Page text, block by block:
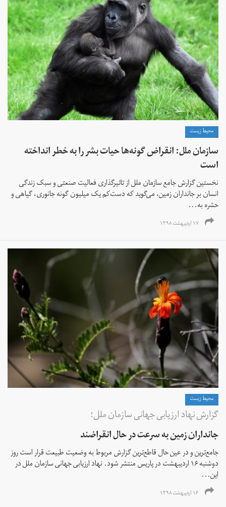
محیط زیست
سازمان ملل: انقراض گونه‌ها حیات بشر را به‌ خطر انداخته
است
نخستین گزارش جامع سازمان ملل از تاثیرگذاری فعالیت صنعتی و سبک زندگی
انسان بر جانداران زمین، می‌گوید که دست‌کم یک میلیون گونه جانوری، گیاهی و
حشره به‌...
۱۷ اردیبهشت ۱۳۹۸
محیط زیست
گزارش نهاد ارزیابی جهانی سازمان ملل؛
جانداران زمین به سرعت در حال انقراضند
جامع‌ترین و در عین حال قاطع‌ترین گزارش مربوط به وضعیت طبیعت قرار است روز
دوشنبه ۱۶ اردیبهشت در پاریس منتشر شود. نهاد ارزیابی جهانی سازمان ملل در
این...
۱۶ اردیبهشت ۱۳۹۸